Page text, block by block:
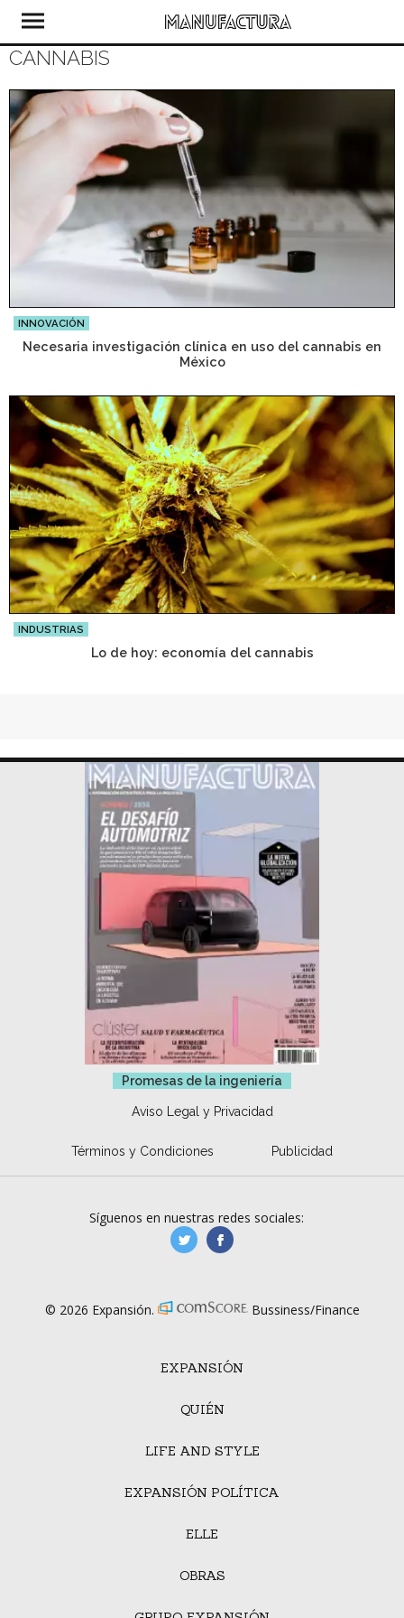
CANNABIS
INNOVACIÓN
Necesaria investigación clínica en uso del cannabis en
México
INDUSTRIAS
Lo de hoy: economía del cannabis
Promesas de la ingeniería
Aviso Legal y Privacidad
Términos y Condiciones Publicidad
EXPANSIÓN
QUIÉN
LIFE AND STYLE
EXPANSIÓN POLÍTICA
ELLE
OBRAS
Síguenos en nuestras redes sociales:
manufacturaGE
© 2026 Expansión. Bussiness/Finance